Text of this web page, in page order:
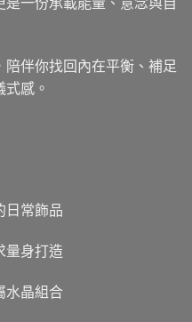
伴你找回內在平衡、補足
感。
日常飾品
量身打造
水晶組合